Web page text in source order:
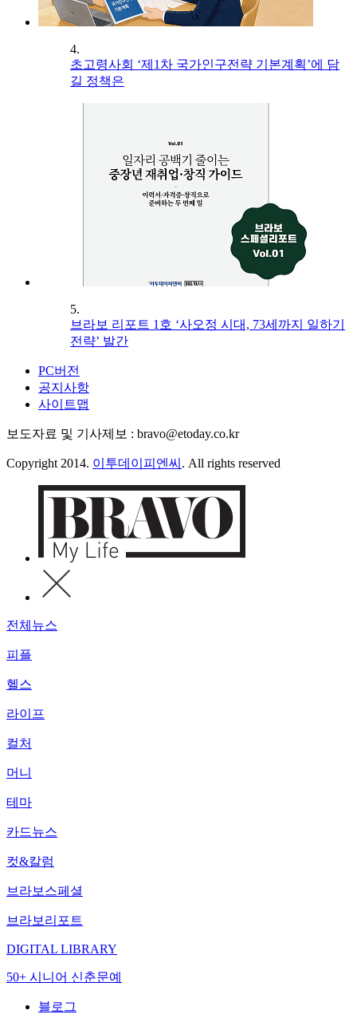
4.
초고령사회 ‘제1차 국가인구전략 기본계획’에 담
길 정책은
5.
브라보 리포트 1호 ‘사오정 시대, 73세까지 일하기
전략’ 발간
PC버전
공지사항
사이트맵
보도자료 및 기사제보 : bravo@etoday.co.kr
Copyright 2014. 이투데이피엔씨 . All rights reserved
전체뉴스
피플
헬스
라이프
컬처
머니
테마
카드뉴스
컷&칼럼
브라보스페셜
브라보리포트
DIGITAL LIBRARY
50+ 시니어 신춘문예
블로그